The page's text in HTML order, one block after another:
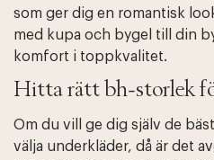
som ger dig en romantisk
med kupa och bygel till din
komfort i toppkvalitet.
Hitta rätt bh-storlek
Om du vill ge dig själv de
välja underkläder, då är det